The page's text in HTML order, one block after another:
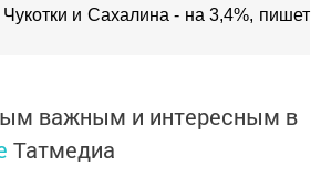
и Сахалина - на 3,4%, пишет
важным и интересным в
Татмедиа